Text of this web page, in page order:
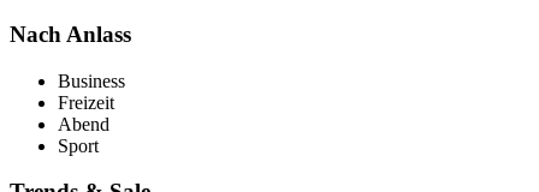
Nach Anlass
Business
Freizeit
Abend
Sport